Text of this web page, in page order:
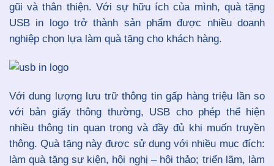
gũi và thân thiện. Với sự hữu ích của mình, quà tặng
USB in logo trở thành sản phẩm được nhiều doanh
nghiệp chọn lựa làm quà tặng cho khách hàng.
Với dung lượng lưu trữ thông tin gấp hàng triệu lần so
với bản giấy thông thường, USB cho phép thể hiện
nhiều thông tin quan trọng và đầy đủ khi muốn truyền
thông. Quà tặng này được sử dụng với nhiều mục đích:
làm quà tặng sự kiện, hội nghị – hội thảo; triển lãm, làm